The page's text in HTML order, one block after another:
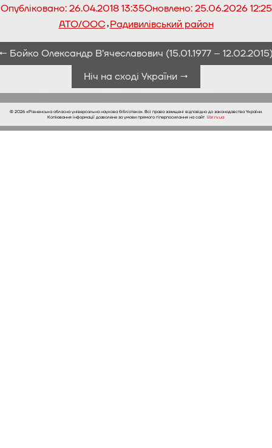
Опубліковано:26.04.2018 13:35Оновлено:25.06.2026 12:25
АТО/ООС,Радивилівський район
Бойко Олександр В’ячеславович (15.01.1977 –
Ніч на сході України →
© 2026 «Рівненська обласна універсальна наукова бібліотека». Всі права захищені відповідно до законодавства України.
Копіювання інформації дозволене за умови прямого гіперпосилання на сайт libr.rv.ua